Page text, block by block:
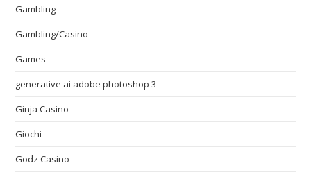
Gambling
Gambling/Casino
Games
generative ai adobe photoshop 3
Ginja Casino
Giochi
Godz Casino